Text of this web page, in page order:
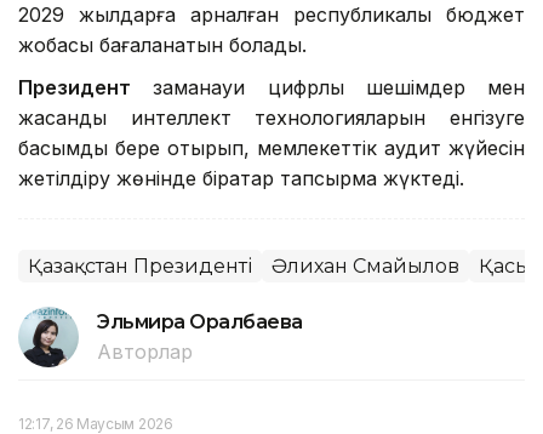
2029 жылдарға арналған республикалық бюджет
жобасы бағаланатын болады.
Президент заманауи цифрлық шешімдер мен
жасанды интеллект технологияларын енгізуге
басымдық бере отырып, мемлекеттік аудит жүйесін
жетілдіру жөнінде бірқатар тапсырма жүктеді.
Қазақстан Президенті Әлихан Смайылов
Эльмира Оралбаева
Авторлар
12:17, 26 Маусым 2026